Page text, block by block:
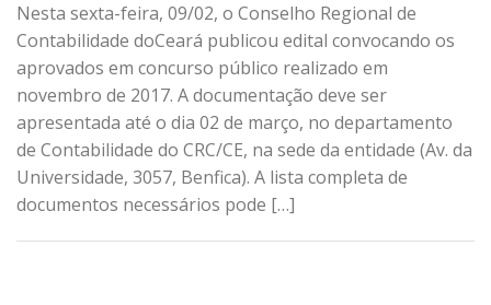
Nesta sexta-feira, 09/02, o Conselho Regional de
Contabilidade doCeará publicou edital convocando os
aprovados em concurso público realizado em
novembro de 2017. A documentação deve ser
apresentada até o dia 02 de março, no departamento
de Contabilidade do CRC/CE, na sede da entidade (Av. da
Universidade, 3057, Benfica). A lista completa de
documentos necessários pode […]